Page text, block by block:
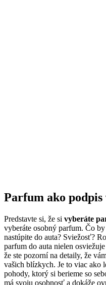
Parfum ako podpis
Predstavte si, že si vyberáte
vyberáte osobný parfum. Čo
nastúpite do auta? Sviežosť?
parfum do auta nielen
že ste pozorní na detaily, že
vašich blízkych. Je to viac ako
pohody, ktorý si berieme so
má svoju osobnosť a dokáže